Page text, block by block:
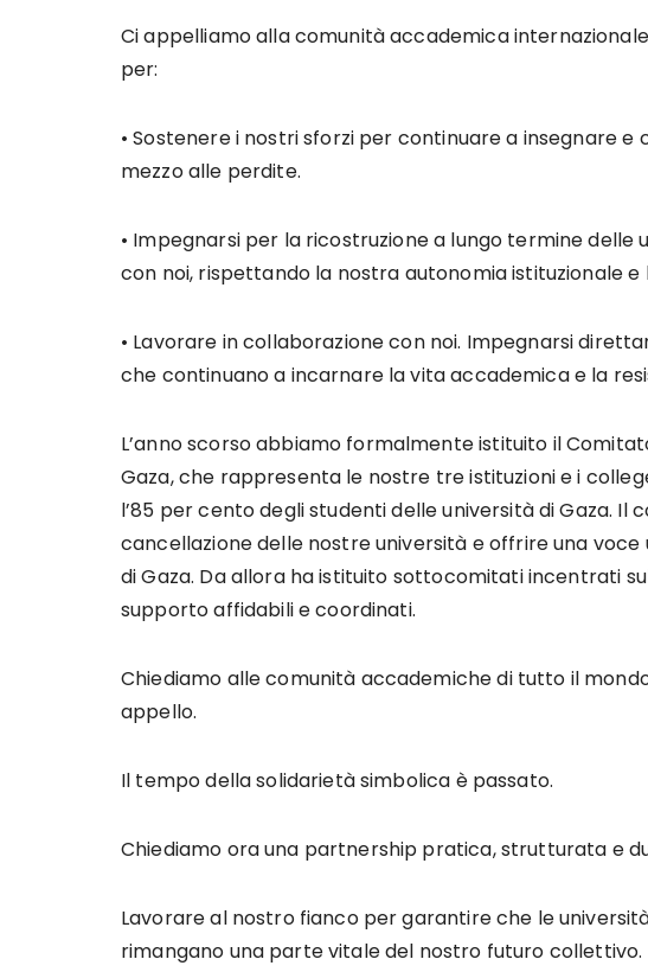
Ci appelliamo alla comunità accademica
per:
• Sostenere i nostri sforzi per continuare a insegnare
mezzo alle perdite.
• Impegnarsi per la ricostruzione a lungo termine delle
con noi, rispettando la nostra autonomia istituzionale e
• Lavorare in collaborazione con noi. Impegnarsi
che continuano a incarnare la vita accademica e la
L’anno scorso abbiamo formalmente istituito il
Gaza, che rappresenta le nostre tre istituzioni e i
l’85 per cento degli studenti delle università di Gaza.
cancellazione delle nostre università e offrire una
di Gaza. Da allora ha istituito sottocomitati incentrati
supporto affidabili e coordinati.
Chiediamo alle comunità accademiche di tutto il
appello.
Il tempo della solidarietà simbolica è passato.
Chiediamo ora una partnership pratica, strutturata e
Lavorare al nostro fianco per garantire che le
rimangano una parte vitale del nostro futuro collettivo.